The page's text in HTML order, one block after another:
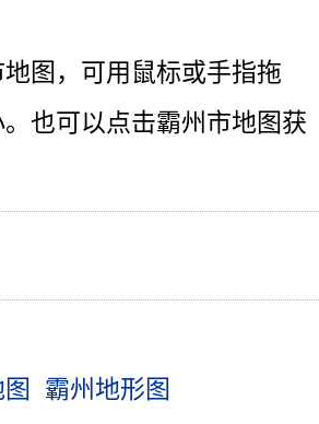
图，可用鼠标或手指拖
也可以点击霸州市地图获
霸州地形图